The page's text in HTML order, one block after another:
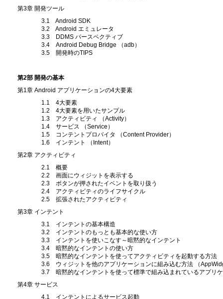
第3章 開発ツール
3.1 Android SDK
3.2 Android エミュレータ
3.3 DDMS パースペクティブ
3.4 Android Debug Bridge （adb）
3.5 開発時のTIPS
第2部 開発の基本
第1章 Android アプリケーションの4大要素
1.1 4大要素
1.2 4大要素を用いたサンプル
1.3 アクティビティ （Activity）
1.4 サービス （Service）
1.5 コンテントプロバイタ （Content Provider）
1.6 インテント （Intent）
第2章 アクティビティ
2.1 概要
2.2 画面にウィジットを表示する
2.3 ボタンが押されたイベントを取り扱う
2.4 アクティビティのライフサイクル
2.5 拡張されたアクティビティ
第3章 インテント
3.1 インテントの基本構造
3.2 インテントのもっとも基本的な使い方
3.3 インテントを使いこなす～暗黙的なインテント
3.4 暗黙的なインテントの使い方
3.5 暗黙的なインテントを使ってアクティビティを起動する方法
3.6 ウィジットを他のアプリケーションに組み込む方法 （
3.7 暗黙的なインテントを使って標準で組み込まれているアプリケ
第4章 サービス
4.1 インテントによるサービス起動